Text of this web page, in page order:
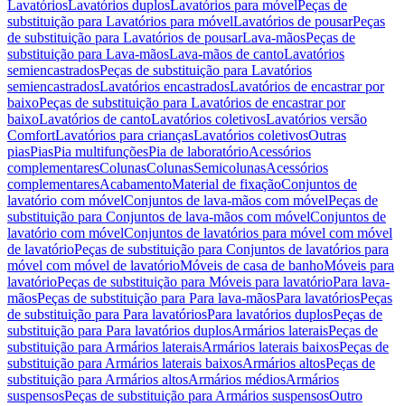
LavatóriosLavatórios duplosLavatórios para móvelPeças de
substituição para Lavatórios para móvelLavatórios de pousarPeças
de substituição para Lavatórios de pousarLava-mãosPeças de
substituição para Lava-mãosLava-mãos de cantoLavatórios
semiencastradosPeças de substituição para Lavatórios
semiencastradosLavatórios encastradosLavatórios de encastrar por
baixoPeças de substituição para Lavatórios de encastrar por
baixoLavatórios de cantoLavatórios coletivosLavatórios versão
ComfortLavatórios para criançasLavatórios coletivosOutras
piasPiasPia multifunçõesPia de laboratórioAcessórios
complementaresColunasColunasSemicolunasAcessórios
complementaresAcabamentoMaterial de fixaçãoConjuntos de
lavatório com móvelConjuntos de lava-mãos com móvelPeças de
substituição para Conjuntos de lava-mãos com móvelConjuntos de
lavatório com móvelConjuntos de lavatórios para móvel com móvel
de lavatórioPeças de substituição para Conjuntos de lavatórios para
móvel com móvel de lavatórioMóveis de casa de banhoMóveis para
lavatórioPeças de substituição para Móveis para lavatórioPara lava-
mãosPeças de substituição para Para lava-mãosPara lavatóriosPeças
de substituição para Para lavatóriosPara lavatórios duplosPeças de
substituição para Para lavatórios duplosArmários lateraisPeças de
substituição para Armários lateraisArmários laterais baixosPeças de
substituição para Armários laterais baixosArmários altosPeças de
substituição para Armários altosArmários médiosArmários
suspensosPeças de substituição para Armários suspensosOutro